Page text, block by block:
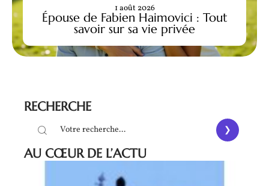
Épouse de Fabien Haimovici : Tout
savoir sur sa vie privée
1 août 2026
RECHERCHE
AU CŒUR DE L’ACTU